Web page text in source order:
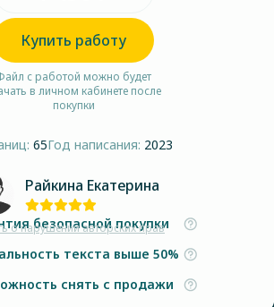
Купить работу
с работой можно будет
в личном кабинете после
покупки
65Год написания: 2023
Райкина Екатерина
о нарушении авторских прав
безопасной покупки
текста выше 50%
снять с продажи